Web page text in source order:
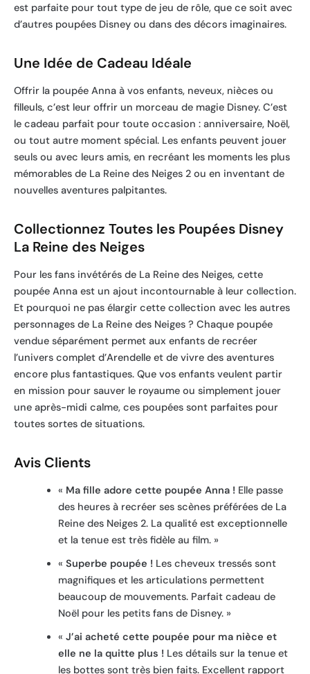
est parfaite pour tout type de jeu de rôle, que ce soit avec
d’autres poupées Disney ou dans des décors imaginaires.
Une Idée de Cadeau Idéale
Offrir la poupée Anna à vos enfants, neveux, nièces ou
filleuls, c’est leur offrir un morceau de magie Disney. C’est
le cadeau parfait pour toute occasion : anniversaire, Noël,
ou tout autre moment spécial. Les enfants peuvent jouer
seuls ou avec leurs amis, en recréant les moments les plus
mémorables de La Reine des Neiges 2 ou en inventant de
nouvelles aventures palpitantes.
Collectionnez Toutes les Poupées Disney
La Reine des Neiges
Pour les fans invétérés de La Reine des Neiges, cette
poupée Anna est un ajout incontournable à leur collection.
Et pourquoi ne pas élargir cette collection avec les autres
personnages de La Reine des Neiges ? Chaque poupée
vendue séparément permet aux enfants de recréer
l’univers complet d’Arendelle et de vivre des aventures
encore plus fantastiques. Que vos enfants veulent partir
en mission pour sauver le royaume ou simplement jouer
une après-midi calme, ces poupées sont parfaites pour
toutes sortes de situations.
Avis Clients
« Ma fille adore cette poupée Anna ! Elle passe
des heures à recréer ses scènes préférées de La
Reine des Neiges 2. La qualité est exceptionnelle
et la tenue est très fidèle au film. »
« Superbe poupée ! Les cheveux tressés sont
magnifiques et les articulations permettent
beaucoup de mouvements. Parfait cadeau de
Noël pour les petits fans de Disney. »
« J’ai acheté cette poupée pour ma nièce et
elle ne la quitte plus ! Les détails sur la tenue et
les bottes sont très bien faits. Excellent rapport